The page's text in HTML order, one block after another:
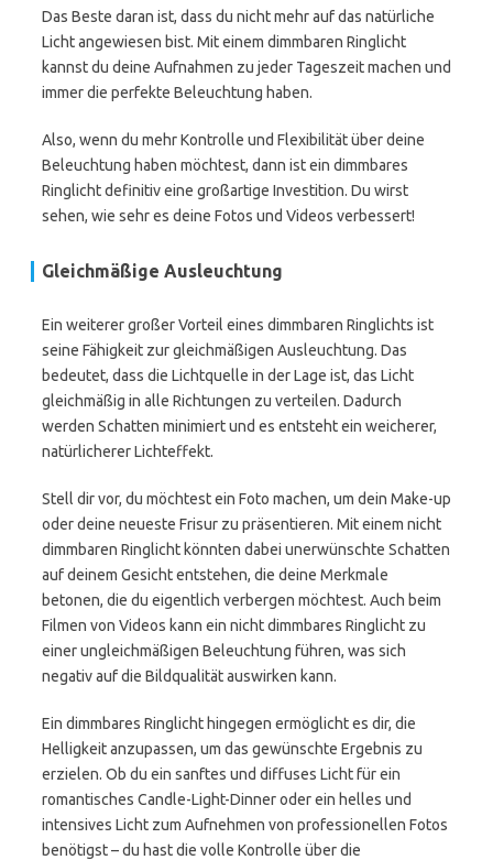
Das Beste daran ist, dass du nicht mehr auf das natürliche
Licht angewiesen bist. Mit einem dimmbaren Ringlicht
kannst du deine Aufnahmen zu jeder Tageszeit machen und
immer die perfekte Beleuchtung haben.
Also, wenn du mehr Kontrolle und Flexibilität über deine
Beleuchtung haben möchtest, dann ist ein dimmbares
Ringlicht definitiv eine großartige Investition. Du wirst
sehen, wie sehr es deine Fotos und Videos verbessert!
Gleichmäßige Ausleuchtung
Ein weiterer großer Vorteil eines dimmbaren Ringlichts ist
seine Fähigkeit zur gleichmäßigen Ausleuchtung. Das
bedeutet, dass die Lichtquelle in der Lage ist, das Licht
gleichmäßig in alle Richtungen zu verteilen. Dadurch
werden Schatten minimiert und es entsteht ein weicherer,
natürlicherer Lichteffekt.
Stell dir vor, du möchtest ein Foto machen, um dein Make-up
oder deine neueste Frisur zu präsentieren. Mit einem nicht
dimmbaren Ringlicht könnten dabei unerwünschte Schatten
auf deinem Gesicht entstehen, die deine Merkmale
betonen, die du eigentlich verbergen möchtest. Auch beim
Filmen von Videos kann ein nicht dimmbares Ringlicht zu
einer ungleichmäßigen Beleuchtung führen, was sich
negativ auf die Bildqualität auswirken kann.
Ein dimmbares Ringlicht hingegen ermöglicht es dir, die
Helligkeit anzupassen, um das gewünschte Ergebnis zu
erzielen. Ob du ein sanftes und diffuses Licht für ein
romantisches Candle-Light-Dinner oder ein helles und
intensives Licht zum Aufnehmen von professionellen Fotos
benötigst – du hast die volle Kontrolle über die